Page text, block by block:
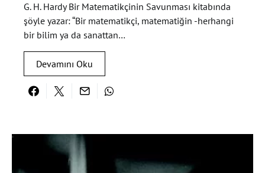
G. H. Hardy Bir Matematikçinin Savunması kitabında
şöyle yazar: “Bir matematikçi, matematiğin -herhangi
bir bilim ya da sanattan…
Devamını Oku